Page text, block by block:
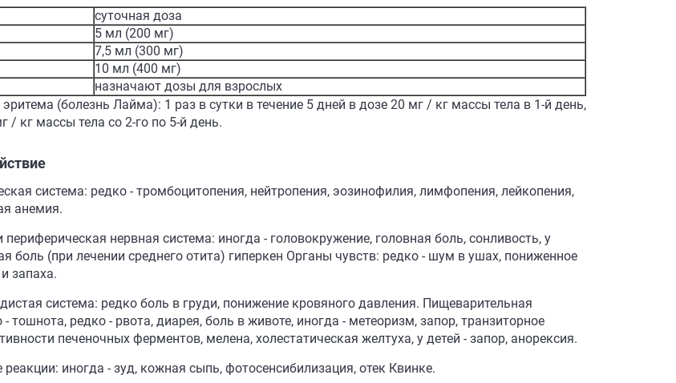
суточная доза
5 мл (200 мг)
7,5 мл (300 мг)
10 мл (400 мг)
назначают дозы для взрослых
(болезнь Лайма): 1 раз в сутки в течение 5 дней в дозе 20 мг / кг массы тела в 1-й день,
/ кг массы тела со 2-го по 5-й день.
система: редко - тромбоцитопения, нейтропения, эозинофилия, лимфопения, лейкопения,
анемия.
нервная система: иногда - головокружение, головная боль, сонливость, у
боль (при лечении среднего отита) гиперкен Органы чувств: редко - шум в ушах, пониженное
запаха.
система: редко боль в груди, понижение кровяного давления. Пищеварительная
- тошнота, редко - рвота, диарея, боль в животе, иногда - метеоризм, запор, транзиторное
печеночных ферментов, мелена, холестатическая желтуха, у детей - запор, анорексия.
реакции: иногда - зуд, кожная сыпь, фотосенсибилизация, отек Квинке.